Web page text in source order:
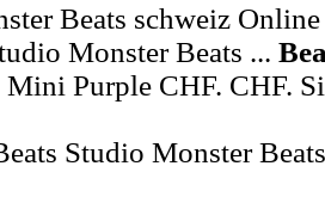
Beats schweiz
Monster Beats ...
Purple CHF. CHF.
Studio Monster